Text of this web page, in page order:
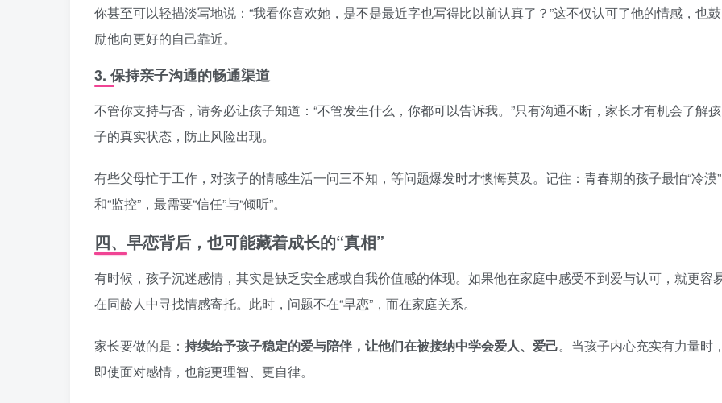
你甚至可以轻描淡写地说：“我看你喜欢她，是不是最近字也写得比以前认真了？”这不仅认可了他的情感，也鼓
励他向更好的自己靠近。
3. 保持亲子沟通的畅通渠道
不管你支持与否，请务必让孩子知道：“不管发生什么，你都可以告诉我。”只有沟通不断，家长才有机会了解孩
子的真实状态，防止风险出现。
有些父母忙于工作，对孩子的情感生活一问三不知，等问题爆发时才懊悔莫及。记住：青春期的孩子最怕“冷漠”
和“监控”，最需要“信任”与“倾听”。
四、早恋背后，也可能藏着成长的“真相”
有时候，孩子沉迷感情，其实是缺乏安全感或自我价值感的体现。如果他在家庭中感受不到爱与认可，就更容
在同龄人中寻找情感寄托。此时，问题不在“早恋”，而在家庭关系。
家长要做的是： 持续给予孩子稳定的爱与陪伴，让他们在被接纳中学会爱人、爱己。当孩子内心充实有力量时
即使面对感情，也能更理智、更自律。